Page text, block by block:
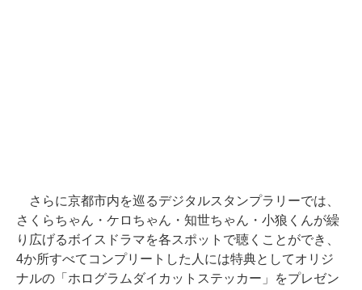
さらに京都市内を巡るデジタルスタンプラリーでは、
さくらちゃん・ケロちゃん・知世ちゃん・小狼くんが繰
り広げるボイスドラマを各スポットで聴くことができ、
4か所すべてコンプリートした人には特典としてオリジ
ナルの「ホログラムダイカットステッカー」をプレゼン